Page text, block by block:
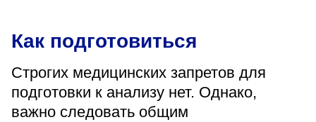
Как подготовиться
Строгих медицинских запретов для
подготовки к анализу нет. Однако,
важно следовать общим